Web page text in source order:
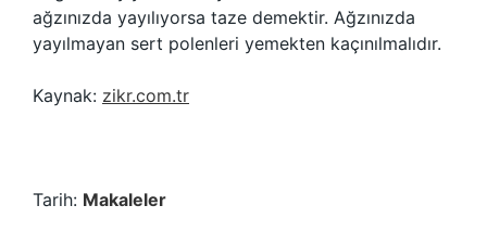
ağzınızda yayılıyorsa taze demektir. Ağzınızda
yayılmayan sert polenleri yemekten kaçınılmalıdır.
Kaynak: zikr.com.tr
Tarih: Makaleler